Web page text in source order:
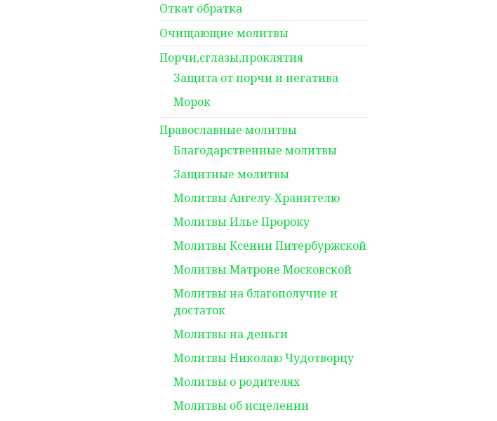
Откат обратка
Очищающие молитвы
Порчи,сглазы,проклятия
Защита от порчи и негатива
Морок
Православные молитвы
Благодарственные молитвы
Защитные молитвы
Молитвы Ангелу-Хранителю
Молитвы Илье Пророку
Молитвы Ксении Питербуржской
Молитвы Матроне Московской
Молитвы на благополучие и
достаток
Молитвы на деньги
Молитвы Николаю Чудотворцу
Молитвы о родителях
Молитвы об исцелении